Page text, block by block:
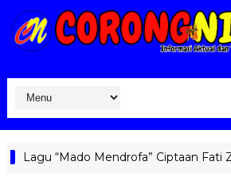
Lagu “Mado Mendrofa” Ciptaan Fati